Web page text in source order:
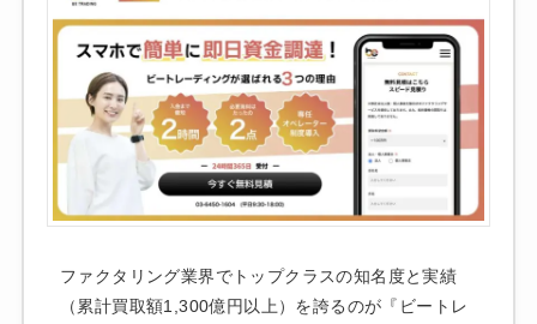
ファクタリング業界でトップクラスの知名度と実績
（累計買取額1,300億円以上）を誇るのが『ビートレ